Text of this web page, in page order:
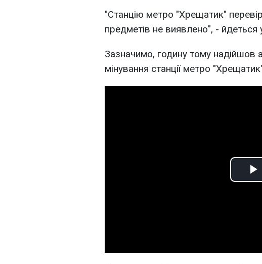
"Станцію метро "Хрещатик"
предметів не виявлено", - йдеться
Зазначимо, годину тому надійшов
мінування станції метро